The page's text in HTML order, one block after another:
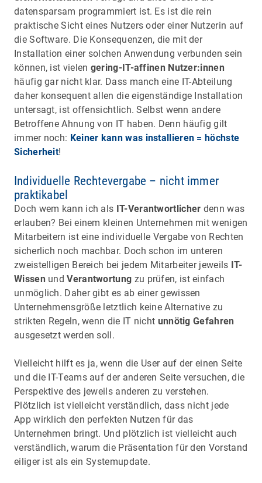
datensparsam programmiert ist. Es ist die rein
praktische Sicht eines Nutzers oder einer Nutzerin auf
die Software. Die Konsequenzen, die mit der
Installation einer solchen Anwendung verbunden sein
können, ist vielen gering-IT-affinen Nutzer:innen
häufig gar nicht klar. Dass manch eine IT-Abteilung
daher konsequent allen die eigenständige Installation
untersagt, ist offensichtlich. Selbst wenn andere
Betroffene Ahnung von IT haben. Denn häufig gilt
immer noch: Keiner kann was installieren = höchste
Sicherheit!
Individuelle Rechtevergabe – nicht immer
praktikabel
Doch wem kann ich als IT-Verantwortlicher denn was
erlauben? Bei einem kleinen Unternehmen mit wenigen
Mitarbeitern ist eine individuelle Vergabe von Rechten
sicherlich noch machbar. Doch schon im unteren
zweistelligen Bereich bei jedem Mitarbeiter jeweils IT-
Wissen undVerantwortung zu prüfen, ist einfach
unmöglich. Daher gibt es ab einer gewissen
Unternehmensgröße letztlich keine Alternative zu
strikten Regeln, wenn die IT nicht unnötig Gefahren
ausgesetzt werden soll.
Vielleicht hilft es ja, wenn die User auf der einen Seite
und die IT-Teams auf der anderen Seite versuchen, die
Perspektive des jeweils anderen zu verstehen.
Plötzlich ist vielleicht verständlich, dass nicht jede
App wirklich den perfekten Nutzen für das
Unternehmen bringt. Und plötzlich ist vielleicht auch
verständlich, warum die Präsentation für den Vorstand
eiliger ist als ein Systemupdate.